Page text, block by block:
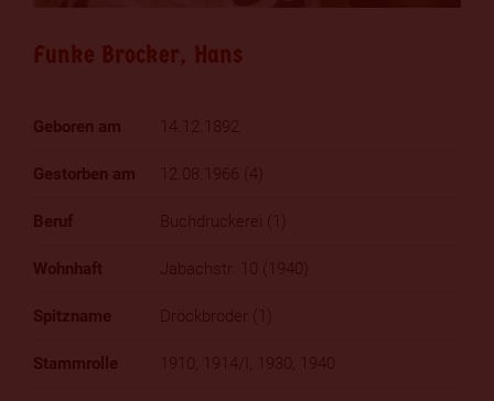
Funke Brocker, Hans
14.12.1892
12.08.1966 (4)
Buchdruckerei (1)
Jabachstr. 10 (1940)
Dröckbroder (1)
1910, 1914/I, 1930, 1940